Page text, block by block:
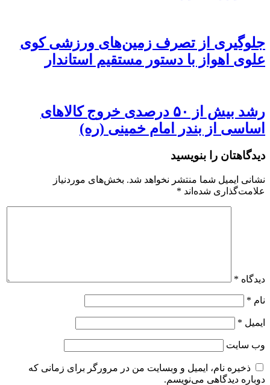
جلوگیری از تصرف زمین‌های ورزشی کوی
علوی اهواز با دستور مستقیم استاندار
رشد بیش از ۵۰ درصدی خروج کالاهای
اساسی از بندر امام خمینی (ره)
دیدگاهتان را بنویسید
نشانی ایمیل شما منتشر نخواهد شد. بخش‌های موردنیاز
علامت‌گذاری شده‌اند *
دیدگاه *
نام *
ایمیل *
وب‌ سایت
ذخیره نام، ایمیل و وبسایت من در مرورگر برای زمانی که
دوباره دیدگاهی می‌نویسم.